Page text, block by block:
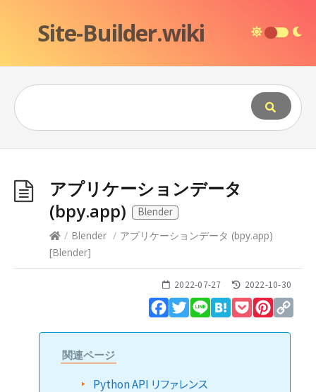
Site-Builder.wiki
アプリケーションデータ
(bpy.app)
Blender
/ Blender / アプリケーションデータ (bpy.app)
[Blender]
2022-07-27 2022-10-30
Facebook
Twitter
Line HatenaPocket
関連ページ
Python API リファレンス